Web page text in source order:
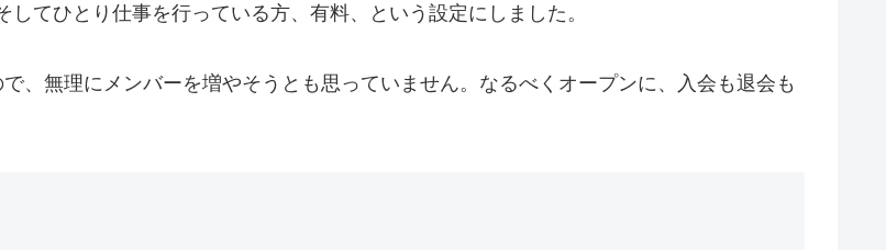
てひとり仕事を行っている方、有料、という設定にしました。
、無理にメンバーを増やそうとも思っていません。なるべくオープンに、入会も退会も